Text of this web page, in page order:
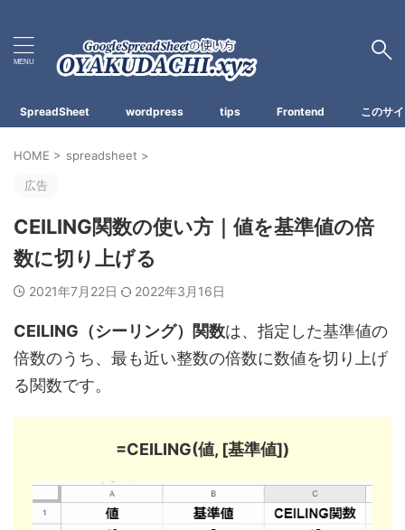
SpreadSheet wordpress tips Frontend このサ
HOME > spreadsheet >
広告
CEILING関数の使い方｜値を基準値の倍
数に切り上げる
2021年7月22日 2022年3月16日
CEILING（シーリング）関数は、 指定した基準値の
倍数のうち、最も近い整数の倍数に数値を切り上げ
る関数です。
=CEILING(値, [基準値])